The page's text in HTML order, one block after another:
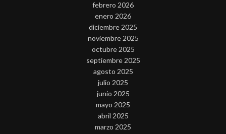
febrero 2026
enero 2026
diciembre 2025
noviembre 2025
octubre 2025
septiembre 2025
agosto 2025
julio 2025
junio 2025
mayo 2025
abril 2025
marzo 2025